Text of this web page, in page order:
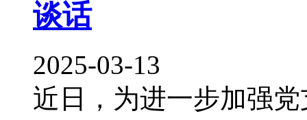
谈话
2025-03-13
近日，为进一步加强